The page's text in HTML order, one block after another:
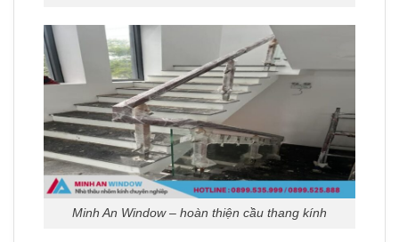
Minh An Window – hoàn thiện cầu thang kính